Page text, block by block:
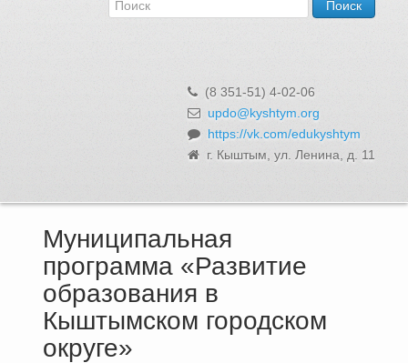
(8 351-51) 4-02-06
updo@kyshtym.org
https://vk.com/edukyshtym
г. Кыштым, ул. Ленина, д. 11
Об Управлении
Муниципальная служба и вакансии
Информационные системы, реестры и банки данных
Закупки для муниципальных нужд
Использование бюджетных средств
Муниципальная
программа «Развитие
образования в
Кыштымском городском
округе»